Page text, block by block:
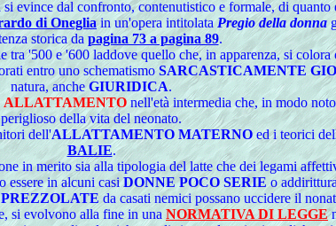
si evince dal confronto, contenutistico e formale, di
di Onegliain un'opera intitolataPregio della donna
storica da pagina 73 a pagina 89.
'500 e '600 laddove quello che, in apparenza, si
entro uno schematismoSARCASTICAMENTE
natura, ancheGIURIDICA.
ALLATTAMENTOnell'età intermedia che, in modo
periglioso della vita del neonato.
dell'ALLATTAMENTO MATERNO ed i teorici
BALIE.
in merito sia alla tipologia del latte che dei legami
essere in alcuni casiDONNE POCO SERIE o
da casati nemici possano uccidere il
si evolvono alla fine in una NORMATIVA DI LEGGE